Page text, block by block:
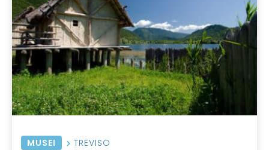
MUSEI TREVISO